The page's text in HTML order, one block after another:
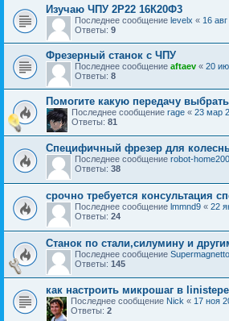
Изучаю ЧПУ 2Р22 16К20Ф3
Последнее сообщение levelx « 16
Ответы: 9
Фрезерный станок с ЧПУ
Последнее сообщение aftaev « 20
Ответы: 8
Помогите какую передачу
Последнее сообщение rage « 23 мар
Ответы: 81
Специфичный фрезер для
Последнее сообщение robot-
Ответы: 38
срочно требуется консультация
Последнее сообщение lmmnd9 « 22
Ответы: 24
Станок по стали,силумину и
Последнее сообщение Supermagnetto
Ответы: 145
как настроить микрошаг в
Последнее сообщение Nick « 17 ноя
Ответы: 2